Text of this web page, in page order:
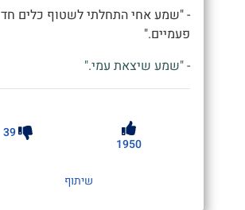
- "שמע אחי התחלתי לשטוף כלים חד
פעמיים."
- "שמע שיצאת עמי."
1950
39
שיתוף